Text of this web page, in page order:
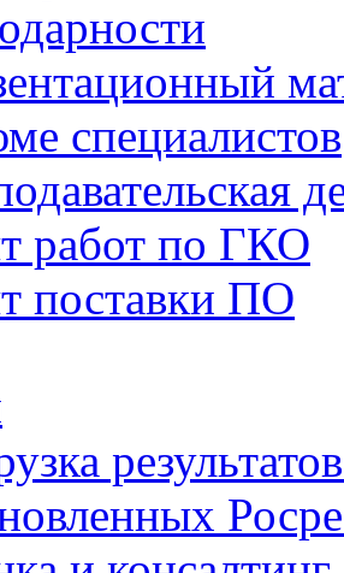
специалистов
работ по ГКО
поставки ПО